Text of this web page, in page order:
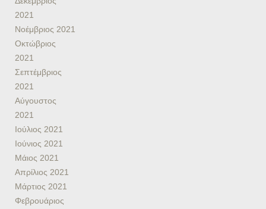
2021
Νοέμβριος 2021
Οκτώβριος
2021
Σεπτέμβριος
2021
Αύγουστος
2021
Ιούλιος 2021
Ιούνιος 2021
Μάιος 2021
Απρίλιος 2021
Μάρτιος 2021
Φεβρουάριος